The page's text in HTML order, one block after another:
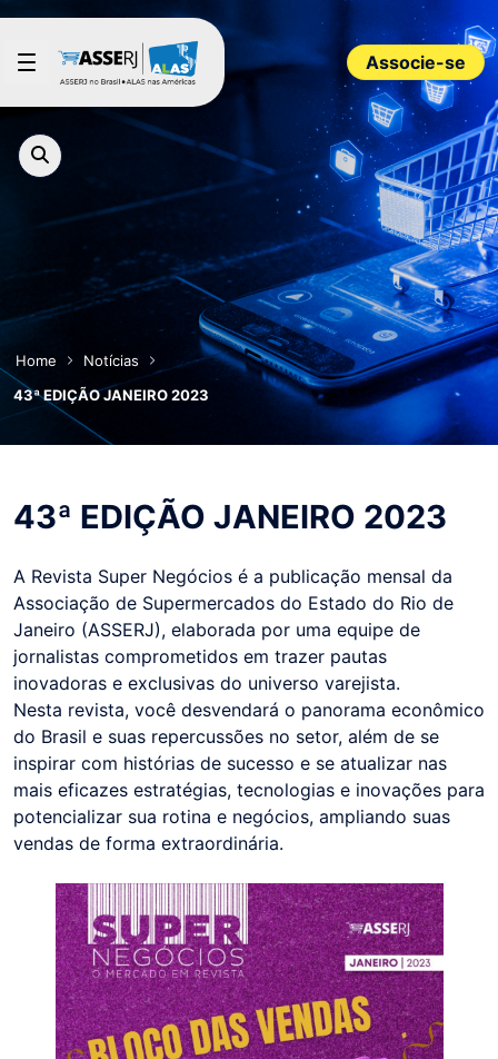
Pular para o Conteúdo principal
Associe-se
Home
Notícias
43ª EDIÇÃO JANEIRO 2023
43ª EDIÇÃO JANEIRO 2023
A Revista Super Negócios é a publicação mensal da
Associação de Supermercados do Estado do Rio de
Janeiro (ASSERJ), elaborada por uma equipe de
jornalistas comprometidos em trazer pautas
inovadoras e exclusivas do universo varejista.
Nesta revista, você desvendará o panorama econômico
do Brasil e suas repercussões no setor, além de se
inspirar com histórias de sucesso e se atualizar nas
mais eficazes estratégias, tecnologias e inovações para
potencializar sua rotina e negócios, ampliando suas
vendas de forma extraordinária.